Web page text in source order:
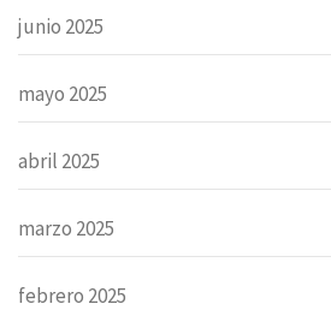
junio 2025
mayo 2025
abril 2025
marzo 2025
febrero 2025